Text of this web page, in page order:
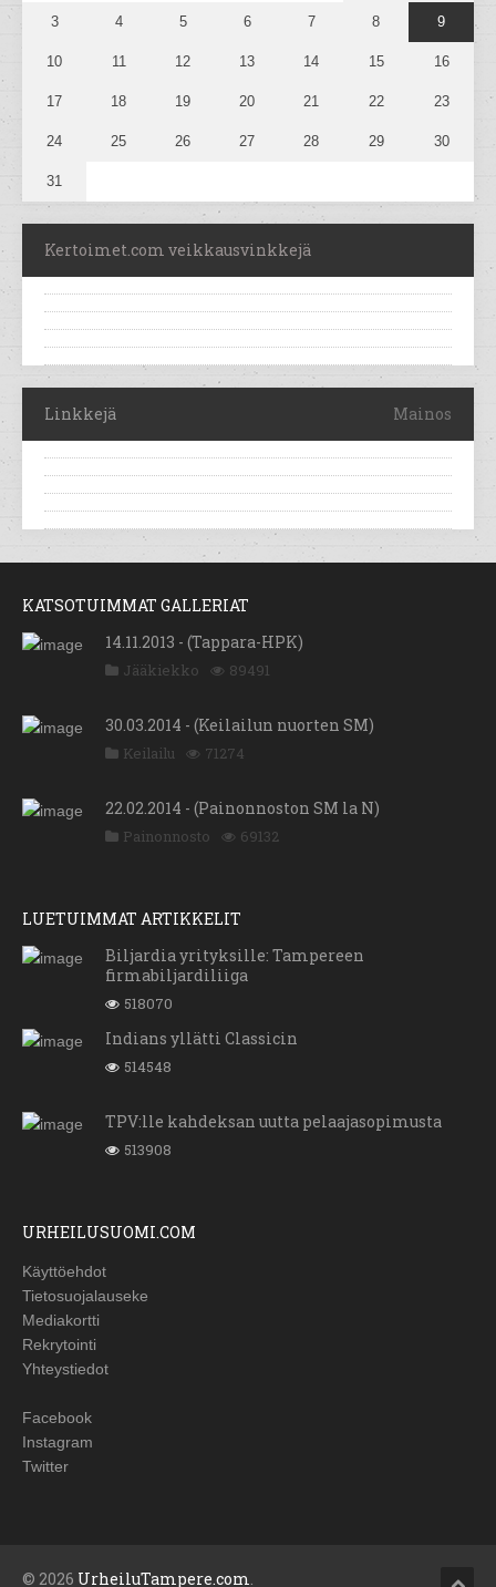
3 4 5 6 7 8 9
10 11 12 13 14 15 16
17 18 19 20 21 22 23
24 25 26 27 28 29 30
31
Kertoimet.com veikkausvinkkejä
Linkkejä Mainos
KATSOTUIMMAT GALLERIAT
14.11.2013 - (Tappara-HPK)
Jääkiekko 89491
30.03.2014 - (Keilailun nuorten SM)
Keilailu 71274
22.02.2014 - (Painonnoston SM la N)
Painonnosto 69132
LUETUIMMAT ARTIKKELIT
Biljardia yrityksille: Tampereen
firmabiljardiliiga
518070
Indians yllätti Classicin
514548
TPV:lle kahdeksan uutta pelaajasopimusta
513908
URHEILUSUOMI.COM
Käyttöehdot
Tietosuojalauseke
Mediakortti
Rekrytointi
Yhteystiedot
Facebook
Instagram
Twitter
© 2026 UrheiluTampere.com.